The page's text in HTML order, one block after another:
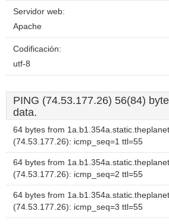
Servidor web:
Apache
Codificación:
utf-8
PING (74.53.177.26) 56(84)
data.
64 bytes from
(74.53.177.26): icmp_seq=1 ttl=55
64 bytes from
(74.53.177.26): icmp_seq=2 ttl=55
64 bytes from
(74.53.177.26): icmp_seq=3 ttl=55